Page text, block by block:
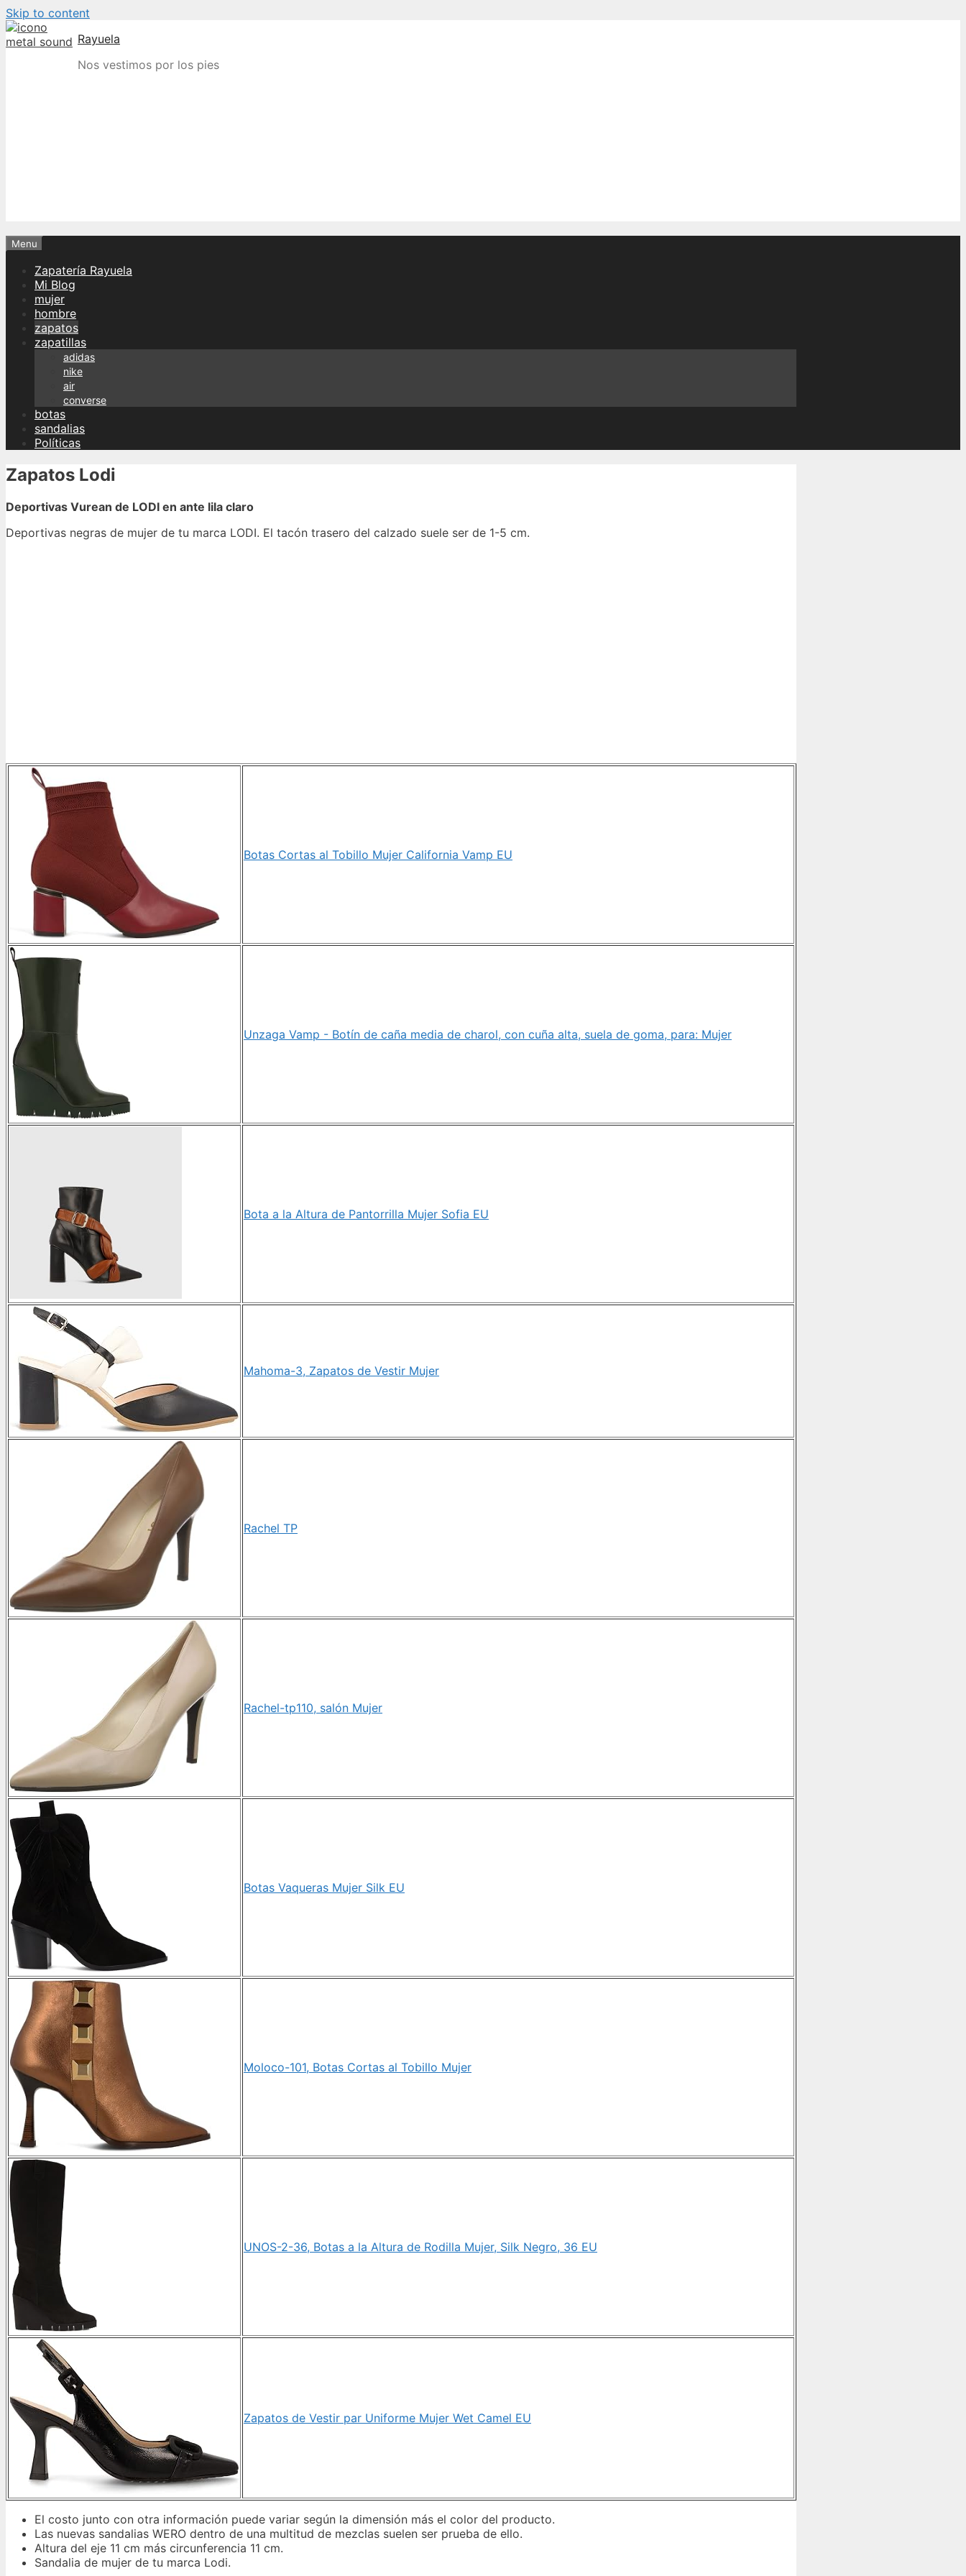
Skip to content
Rayuela
Nos vestimos por los pies
Menu
Zapatería Rayuela
Mi Blog
mujer
hombre
zapatos
zapatillas
adidas
nike
air
converse
botas
sandalias
Políticas
Zapatos Lodi
Deportivas Vurean de LODI en ante lila claro
Deportivas negras de mujer de tu marca LODI. El tacón trasero del calzado suele ser de 1-5 cm.
Botas Cortas al Tobillo Mujer California Vamp EU
Unzaga Vamp - Botín de caña media de charol, con cuña alta, suela de goma, para: Mujer
Bota a la Altura de Pantorrilla Mujer Sofia EU
Mahoma-3, Zapatos de Vestir Mujer
Rachel TP
Rachel-tp110, salón Mujer
Botas Vaqueras Mujer Silk EU
Moloco-101, Botas Cortas al Tobillo Mujer
UNOS-2-36, Botas a la Altura de Rodilla Mujer, Silk Negro, 36 EU
Zapatos de Vestir par Uniforme Mujer Wet Camel EU
El costo junto con otra información puede variar según la dimensión más el color del producto.
Las nuevas sandalias WERO dentro de una multitud de mezclas suelen ser prueba de ello.
Altura del eje 11 cm más circunferencia 11 cm.
Sandalia de mujer de tu marca Lodi.